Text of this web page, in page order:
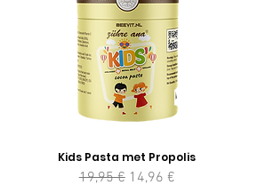
Kids Pasta met Propolis
Redovna cijena
19,95 € Cijena s popustom
14,96 €